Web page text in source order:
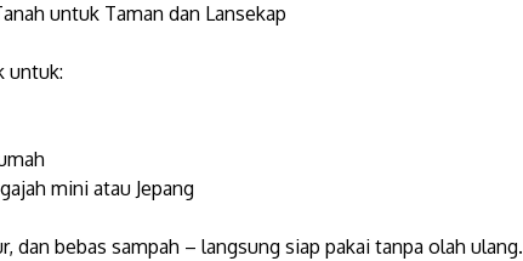
untuk Taman dan Lansekap
untuk:
mini atau Jepang
dan bebas sampah – langsung siap pakai tanpa olah ulang.